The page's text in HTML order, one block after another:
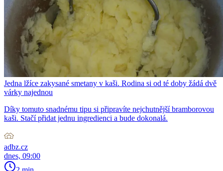
Jedna lžíce zakysané smetany v kaši. Rodina si od té doby žádá dvě
várky najednou
Díky tomuto snadnému tipu si připravíte nejchutnější bramborovou
kaši. Stačí přidat jednu ingredienci a bude dokonalá.
adbz.cz
dnes, 09:00